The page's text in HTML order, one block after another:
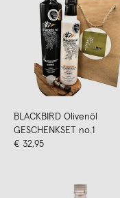
BLACKBIRD Olivenöl
GESCHENKSET no.1
€ 32,95